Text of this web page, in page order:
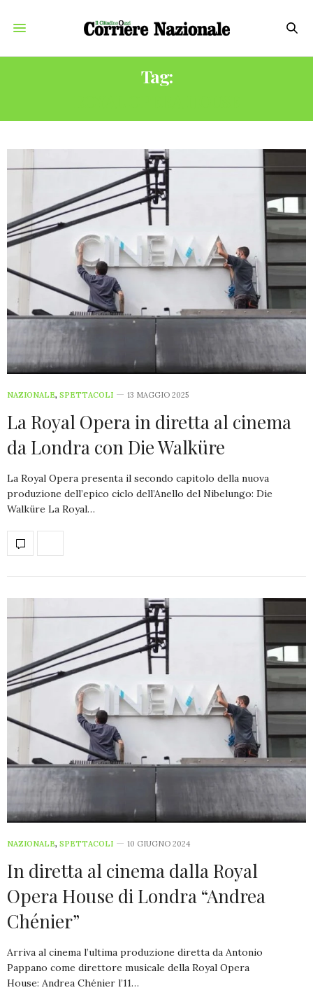
Tag:
NAZIONALE, SPETTACOLI 13 MAGGIO 2025
La Royal Opera in diretta al cinema
da Londra con Die Walküre
La Royal Opera presenta il secondo capitolo della nuova
produzione dell’epico ciclo dell’Anello del Nibelungo: Die
Walküre La Royal…
NAZIONALE, SPETTACOLI 10 GIUGNO 2024
In diretta al cinema dalla Royal
Opera House di Londra “Andrea
Chénier”
Arriva al cinema l’ultima produzione diretta da Antonio
Pappano come direttore musicale della Royal Opera
House: Andrea Chénier l’11…